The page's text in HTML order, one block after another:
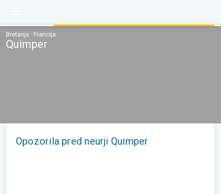
Bretanja · Francija
Quimper
Opozorila pred neurji Quimper